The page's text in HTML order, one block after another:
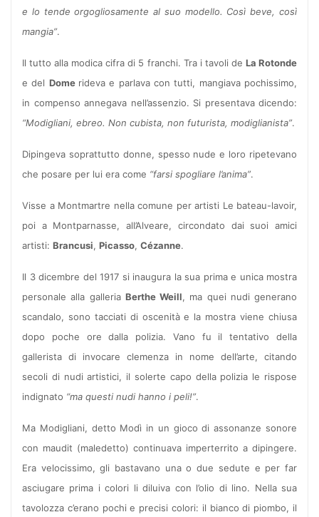
e lo tende orgogliosamente al suo modello. Così beve, così
mangia”.
Il tutto alla modica cifra di 5 franchi. Tra i tavoli de La Rotonde
e del Dome rideva e parlava con tutti, mangiava pochissimo,
in compenso annegava nell’assenzio. Si presentava dicendo:
“Modigliani, ebreo. Non cubista, non futurista, modiglianista”.
Dipingeva soprattutto donne, spesso nude e loro ripetevano
che posare per lui era come “farsi spogliare l’anima”.
Visse a Montmartre nella comune per artisti Le bateau-lavoir,
poi a Montparnasse, all’Alveare, circondato dai suoi amici
artisti: Brancusi, Picasso, Cézanne.
Il 3 dicembre del 1917 si inaugura la sua prima e unica mostra
personale alla galleria Berthe Weill, ma quei nudi generano
scandalo, sono tacciati di oscenità e la mostra viene chiusa
dopo poche ore dalla polizia. Vano fu il tentativo della
gallerista di invocare clemenza in nome dell’arte, citando
secoli di nudi artistici, il solerte capo della polizia le rispose
indignato “ma questi nudi hanno i peli!”.
Ma Modigliani, detto Modì in un gioco di assonanze sonore
con maudit (maledetto) continuava imperterrito a dipingere.
Era velocissimo, gli bastavano una o due sedute e per far
asciugare prima i colori li diluiva con l’olio di lino. Nella sua
tavolozza c’erano pochi e precisi colori: il bianco di piombo, il